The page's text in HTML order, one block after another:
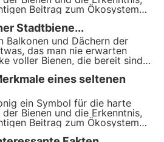
Beitrag zum Ökosystem
unterstützen die
durch unsere Züchter für
für Bestäuber.
Stadtbiene...
Balkonen und Dächern der
das man nie erwarten
voller Bienen, die bereit sind,
zu bestäuben. In den letzten
Honigproduktion auf den
einem immer beliebteren
eines seltenen
ein Symbol für die harte
Bienen und die Erkenntnis,
Beitrag zum Ökosystem
unterstützen die